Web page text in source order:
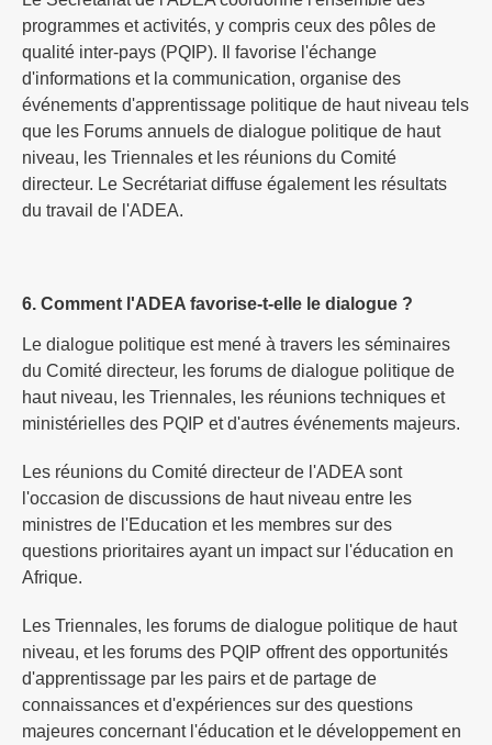
programmes et activités, y compris ceux des pôles de
qualité inter-pays (PQIP). Il favorise l'échange
d'informations et la communication, organise des
événements d'apprentissage politique de haut niveau tels
que les Forums annuels de dialogue politique de haut
niveau, les Triennales et les réunions du Comité
directeur. Le Secrétariat diffuse également les résultats
du travail de l'ADEA.
6. Comment l'ADEA favorise-t-elle le dialogue ?
Le dialogue politique est mené à travers les séminaires
du Comité directeur, les forums de dialogue politique de
haut niveau, les Triennales, les réunions techniques et
ministérielles des PQIP et d'autres événements majeurs.
Les réunions du Comité directeur de l'ADEA sont
l'occasion de discussions de haut niveau entre les
ministres de l'Education et les membres sur des
questions prioritaires ayant un impact sur l'éducation en
Afrique.
Les Triennales, les forums de dialogue politique de haut
niveau, et les forums des PQIP offrent des opportunités
d'apprentissage par les pairs et de partage de
connaissances et d'expériences sur des questions
majeures concernant l'éducation et le développement en